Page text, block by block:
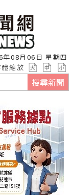
年08月06日 星期四
體縮放
搜尋新聞